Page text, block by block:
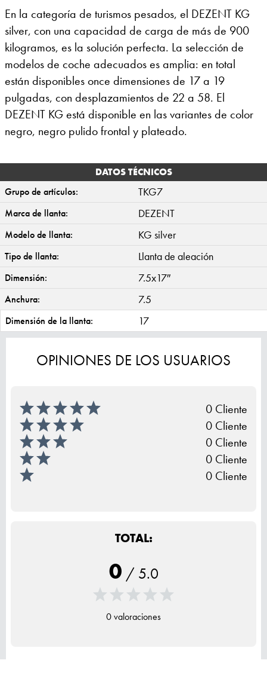
En la categoría de turismos pesados, el DEZENT KG
silver, con una capacidad de carga de más de 900
kilogramos, es la solución perfecta. La selección de
modelos de coche adecuados es amplia: en total
están disponibles once dimensiones de 17 a 19
pulgadas, con desplazamientos de 22 a 58. El
DEZENT KG está disponible en las variantes de color
negro, negro pulido frontal y plateado.
DATOS TÉCNICOS
Grupo de artículos:
TKG7
Marca de llanta: DEZENT
Modelo de llanta: KG silver
Tipo de llanta: Llanta de aleación
Dimensión: 7.5x17″
Anchura: 7.5
Dimensión de la llanta: 17
OPINIONES DE LOS USUARIOS
0 Cliente
0 Cliente
0 Cliente
0 Cliente
0 Cliente
TOTAL:
0 / 5.0
0 valoraciones